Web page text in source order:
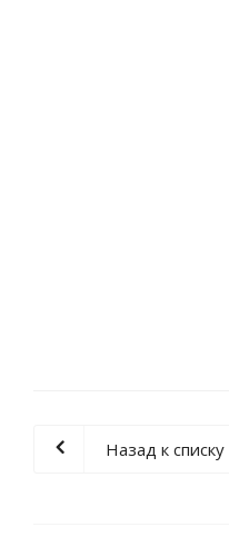
Назад к списку